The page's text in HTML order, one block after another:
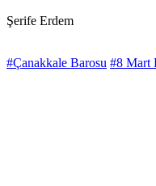
Şerife Erdem
#Çanakkale Barosu #8 Mart